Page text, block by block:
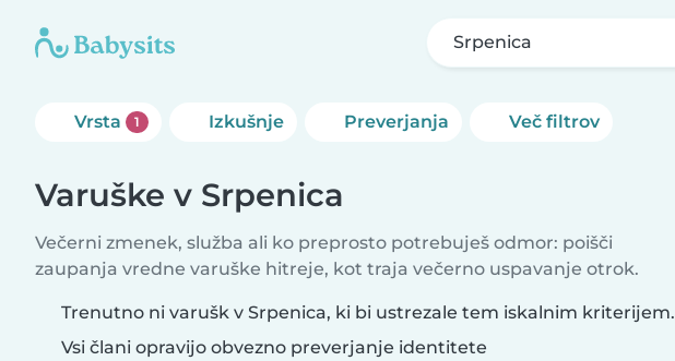
Srpenica
Vrsta 1 Izkušnje Preverjanja Več filtrov
Varuške v Srpenica
Večerni zmenek, služba ali ko preprosto potrebuješ odmor: poišči
zaupanja vredne varuške hitreje, kot traja večerno uspavanje otrok.
Trenutno ni varušk v Srpenica, ki bi ustrezale tem iskalnim kriterijem.
Vsi člani opravijo obvezno preverjanje identitete